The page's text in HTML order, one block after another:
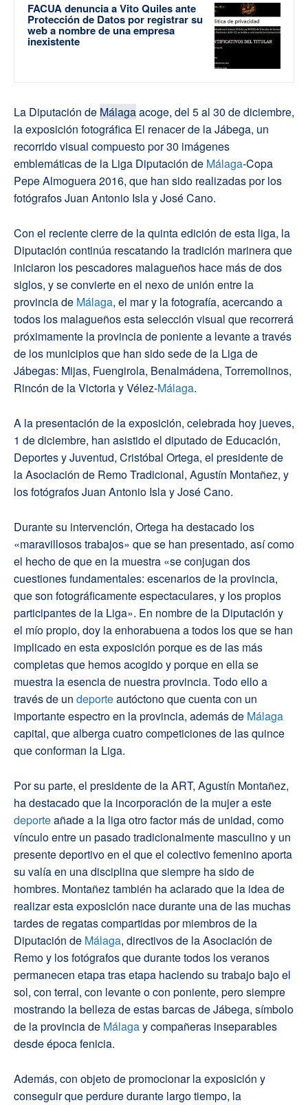
FACUA denuncia a Vito Quiles ante
Protección de Datos por registrar su
web a nombre de una empresa
inexistente
La Diputación de Málagaacoge, del 5 al 30 de diciembre,
la exposición fotográfica El renacer de la Jábega, un
recorrido visual compuesto por 30 imágenes
emblemáticas de la Liga Diputación de Málaga-Copa
Pepe Almoguera 2016, que han sido realizadas por los
fotógrafos Juan Antonio Isla y José Cano.
Con el reciente cierre de la quinta edición de esta liga, la
Diputación continúa rescatando la tradición marinera que
iniciaron los pescadores malagueños hace más de dos
siglos, y se convierte en el nexo de unión entre la
provincia de Málaga, el mar y la fotografía, acercando a
todos los malagueños esta selección visual que recorrerá
próximamente la provincia de poniente a levante a través
de los municipios que han sido sede de la Liga de
Jábegas: Mijas, Fuengirola, Benalmádena, Torremolinos,
Rincón de la Victoria y Vélez-Málaga.
A la presentación de la exposición, celebrada hoy jueves,
1 de diciembre, han asistido el diputado de Educación,
Deportes y Juventud, Cristóbal Ortega, el presidente de
la Asociación de Remo Tradicional, Agustín Montañez, y
los fotógrafos Juan Antonio Isla y José Cano.
Durante su intervención, Ortega ha destacado los
«maravillosos trabajos» que se han presentado, así como
el hecho de que en la muestra «se conjugan dos
cuestiones fundamentales: escenarios de la provincia,
que son fotográficamente espectaculares, y los propios
participantes de la Liga». En nombre de la Diputación y
el mío propio, doy la enhorabuena a todos los que se han
implicado en esta exposición porque es de las más
completas que hemos acogido y porque en ella se
muestra la esencia de nuestra provincia. Todo ello a
través de un deporteautóctono que cuenta con un
importante espectro en la provincia, además de Málaga
capital, que alberga cuatro competiciones de las quince
que conforman la Liga.
Por su parte, el presidente de la ART, Agustín Montañez,
ha destacado que la incorporación de la mujer a este
deporteañade a la liga otro factor más de unidad, como
vínculo entre un pasado tradicionalmente masculino y un
presente deportivo en el que el colectivo femenino aporta
su valía en una disciplina que siempre ha sido de
hombres. Montañez también ha aclarado que la idea de
realizar esta exposición nace durante una de las muchas
tardes de regatas compartidas por miembros de la
Diputación de Málaga, directivos de la Asociación de
Remo y los fotógrafos que durante todos los veranos
permanecen etapa tras etapa haciendo su trabajo bajo el
sol, con terral, con levante o con poniente, pero siempre
mostrando la belleza de estas barcas de Jábega, símbolo
de la provincia de Málagay compañeras inseparables
desde época fenicia.
Además, con objeto de promocionar la exposición y
conseguir que perdure durante largo tiempo, la